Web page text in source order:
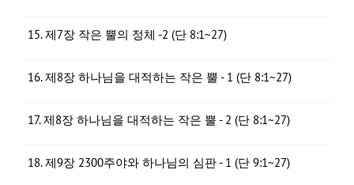
15. 제7장 작은 뿔의 정체 -2 (단 8:1~27)
16. 제8장 하나님을 대적하는 작은 뿔 - 1 (단 8:1~27)
17. 제8장 하나님을 대적하는 작은 뿔 - 2 (단 8:1~27)
18. 제9장 2300주야와 하나님의 심판 - 1 (단 9:1~27)